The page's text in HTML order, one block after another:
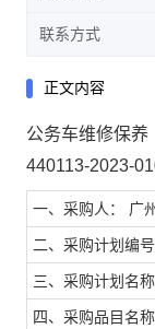
联系方式
正文内容
公务车维修保养
440113-2023-
一、采购人： 广
二、采购计划编
三、采购计划名
四、采购品目名